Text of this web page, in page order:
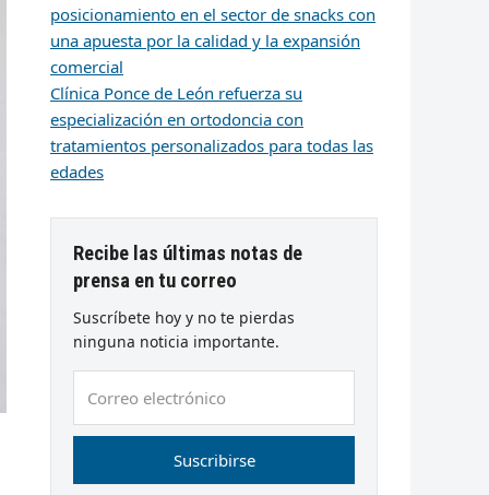
posicionamiento en el sector de snacks con
una apuesta por la calidad y la expansión
comercial
Clínica Ponce de León refuerza su
especialización en ortodoncia con
tratamientos personalizados para todas las
edades
Recibe las últimas notas de
prensa en tu correo
Suscríbete hoy y no te pierdas
ninguna noticia importante.
electrónico
Suscribirse